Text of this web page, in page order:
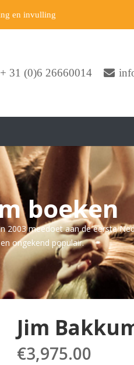
en invulling
+ 31 (0)6 26660014
boeken
meedoet aan de eerste
ongekend populair.
Jim
€3,975.00